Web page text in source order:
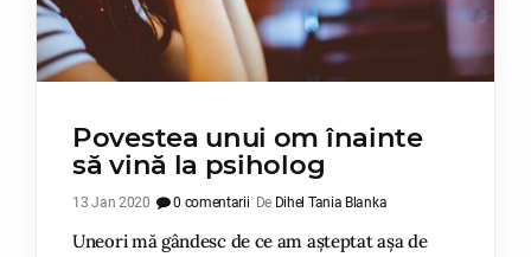
Povestea unui om înainte
să vină la psiholog
13 Jan 2020 0 comentarii De Dihel Tania Blanka
Uneori mă gândesc de ce am așteptat așa de